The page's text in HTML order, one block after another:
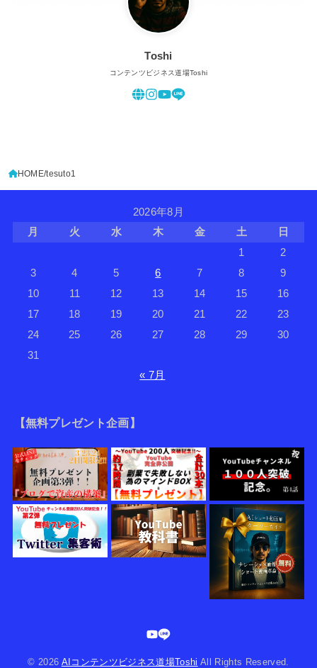
Toshi
コンテンツビジネス道場Toshi
HOME tesuto1
2026年8月
月
火 水 木 金 土
日
1
2
3
4 5 6 7 8
9
10
11 12 13 14 15
16
17
18 19 20 21 22
23
24
25 26 27 28 29
30
31
« 7月
【無料プレゼント企画】
© 2026 AIコンテンツビジネス道場Toshi All Rights Reserved.